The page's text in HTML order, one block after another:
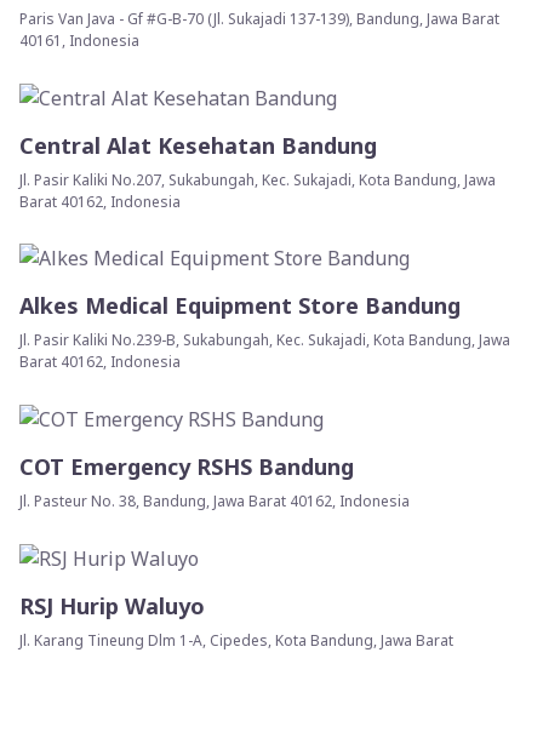
Paris Van Java - Gf #G-B-70 (Jl. Sukajadi 137-139), Bandung, Jawa Barat
40161, Indonesia
Central Alat Kesehatan Bandung
Jl. Pasir Kaliki No.207, Sukabungah, Kec. Sukajadi, Kota Bandung, Jawa
Barat 40162, Indonesia
Alkes Medical Equipment Store Bandung
Jl. Pasir Kaliki No.239-B, Sukabungah, Kec. Sukajadi, Kota Bandung, Jawa
Barat 40162, Indonesia
COT Emergency RSHS Bandung
Jl. Pasteur No. 38, Bandung, Jawa Barat 40162, Indonesia
RSJ Hurip Waluyo
Jl. Karang Tineung Dlm 1-A, Cipedes, Kota Bandung, Jawa Barat